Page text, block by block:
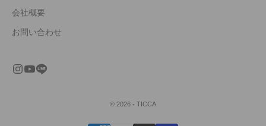
会社概要
お問い合わせ
© 2026 - TICCA